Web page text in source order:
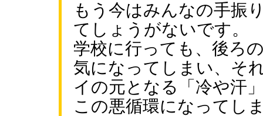
もう今はみんなの手振
てしょうがないです。
学校に行っても、後ろ
気になってしまい、そ
イの元となる「冷や汗
この悪循環になってし